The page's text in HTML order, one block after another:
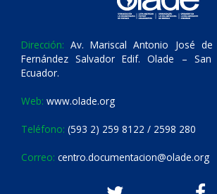
Dirección: Av. Mariscal Antonio José
Fernández Salvador Edif. Olade –
Ecuador.
Web: www.olade.org
Teléfono: (593 2) 259 8122 / 2598 280
Correo: centro.documentacion@olade.org